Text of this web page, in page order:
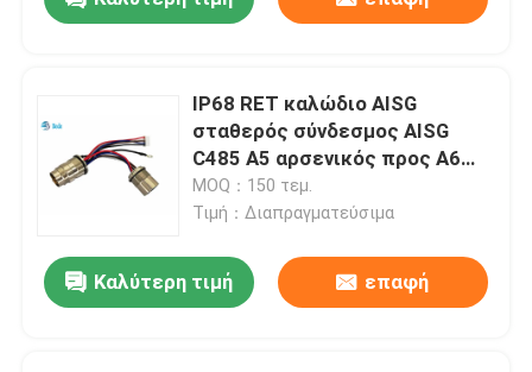
Σπίτι
Σχετικά με εμάς
Έλεγχος ποιότητας
IP68 RET καλώδιο AISG
σταθερός σύνδεσμος AISG
C485 A5 αρσενικός προς A6
θηλυκός σύνδεσμος
MOQ：150 τεμ.
Τιμή：Διαπραγματεύσιμα
Καλύτερη τιμή επαφή